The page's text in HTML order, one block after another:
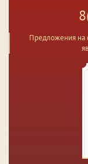
Предложения на